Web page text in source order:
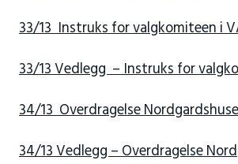
33/13 Instruks for valgkomiteen i
33/13 Vedlegg – Instruks for
34/13 Overdragelse
34/13 Vedlegg – Overdragelse